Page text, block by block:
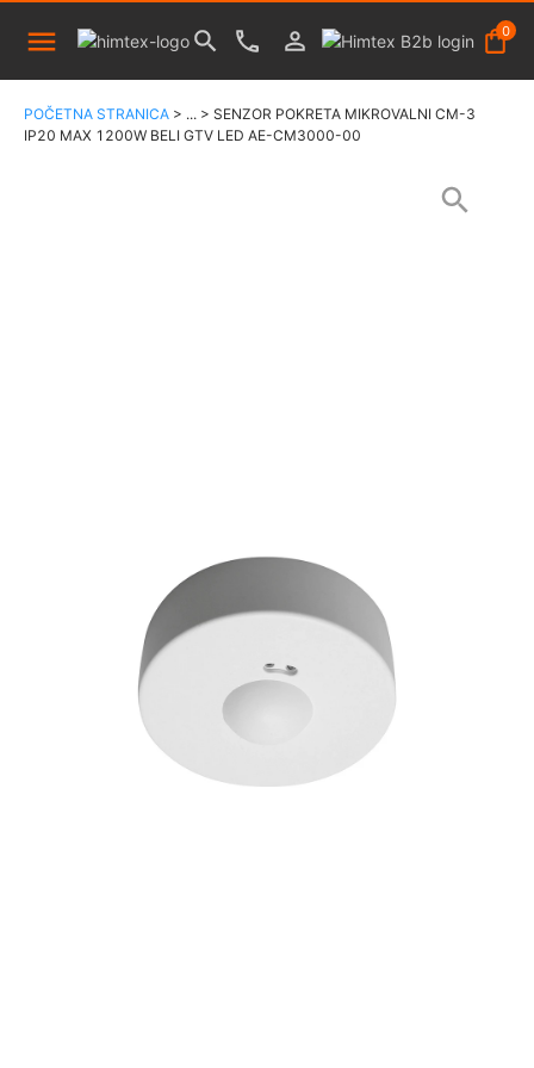
0
POČETNA STRANICA > ... > SENZOR POKRETA MIKROVALNI CM-3
IP20 MAX 1200W BELI GTV LED AE-CM3000-00